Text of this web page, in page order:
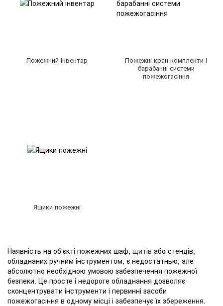
Пожежний інвентар
Пожежні кран-комплекти і
барабанні системи
пожежогасіння
Ящики пожежні
Наявність на об'єкті пожежних шаф, щитів або стендів,
обладнаних ручним інструментом, є недостатнью, але
абсолютно необхідною умовою забезпечення пожежної
безпеки. Це просте і недороге обладнання дозволяє
сконцентрувати інструменти і первинні засоби
пожежогасіння в одному місці і забезпечує їх збереження.